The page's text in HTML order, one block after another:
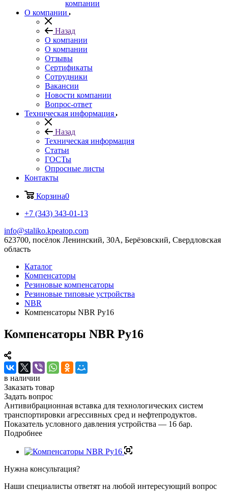
компании
О компании
Назад
О компании
О компании
Отзывы
Сертификаты
Сотрудники
Вакансии
Новости компании
Вопрос-ответ
Техническая информация
Назад
Техническая информация
Статьи
ГОСТы
Опросные листы
Контакты
Корзина0
+7 (343) 343-01-13
info@staliko.kpeatop.com
623700, посёлок Ленинский, 30А, Берёзовский, Свердловская
область
Каталог
Компенсаторы
Резиновые компенсаторы
Резиновые типовые устройства
NBR
Компенсаторы NBR Ру16
Компенсаторы NBR Ру16
в наличии
Заказать товар
Задать вопрос
Антивибрационная вставка для технологических систем
транспортировки агрессивных сред и нефтепродуктов.
Показатель условного давления устройства — 16 бар.
Подробнее
Нужна консультация?
Наши специалисты ответят на любой интересующий вопрос